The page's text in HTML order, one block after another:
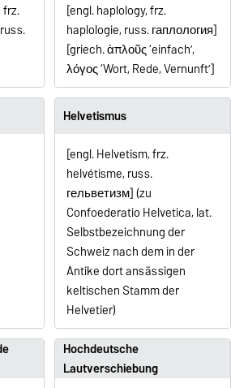
frz.
[engl. haplology, frz.
haplologie, russ.гаплология]
[griech. ἁπλοῦς ‘einfach’,
λόγος ‘Wort, Rede, Vernunft’]
Helvetismus
[engl. Helvetism, frz.
helvétisme, russ.
гельветизм] (zu
Confoederatio Helvetica, lat.
Selbstbezeichnung der
Schweiz nach dem in der
Antike dort ansässigen
keltischen Stamm der
Helvetier)
Hochdeutsche
Lautverschiebung